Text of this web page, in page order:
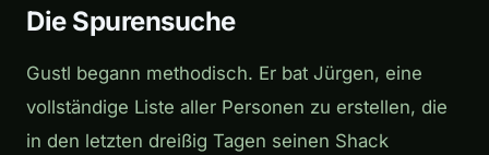
Die Spurensuche
Gustl begann methodisch. Er bat Jürgen, eine
vollständige Liste aller Personen zu erstellen, die
in den letzten dreißig Tagen seinen Shack